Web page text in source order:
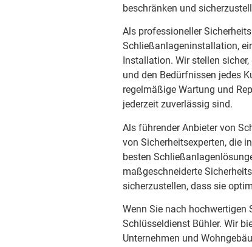
beschränken und
Als professioneller
Schließanlageninstallation,
Installation. Wir stellen
und den Bedürfnissen jedes
regelmäßige Wartung und
jederzeit zuverlässig sind.
Als führender Anbieter von
von Sicherheitsexperten, die
besten
maßgeschneiderte
sicherzustellen, dass sie
Wenn Sie nach hochwertigen
Schlüsseldienst Bühler. Wir
Unternehmen und